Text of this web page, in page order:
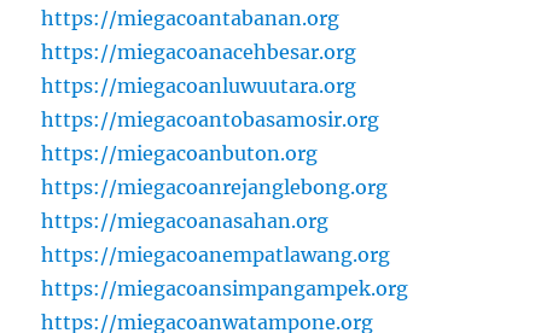
https://miegacoantabanan.org
https://miegacoanacehbesar.org
https://miegacoanluwuutara.org
https://miegacoantobasamosir.org
https://miegacoanbuton.org
https://miegacoanrejanglebong.org
https://miegacoanasahan.org
https://miegacoanempatlawang.org
https://miegacoansimpangampek.org
https://miegacoanwatampone.org